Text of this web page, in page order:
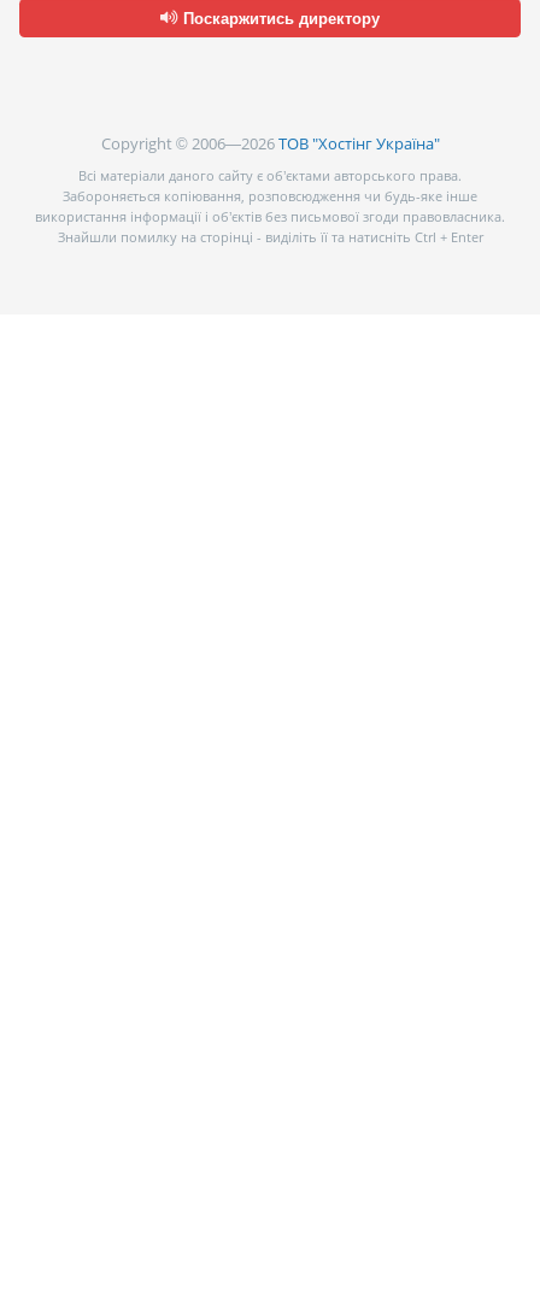
Поскаржитись директору
Copyright © 2006—2026ТОВ "Хостінг Україна"
Всі матеріали даного сайту є об’єктами авторського права.
Забороняється копіювання, розповсюдження чи будь-яке інше
використання інформації і об’єктів без письмової згоди правовласника.
Знайшли помилку на сторінці - виділіть її та натисніть Ctrl + Enter